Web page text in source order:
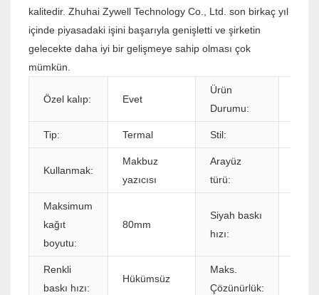
kalitedir. Zhuhai Zywell Technology Co., Ltd. son birkaç yıl
içinde piyasadaki işini başarıyla genişletti ve şirketin
gelecekte daha iyi bir gelişmeye sahip olması çok
mümkün.
Özel kalıp: Evet
Ürün
Durumu:
Tip: Termal Stil:
Kullanmak:
Makbuz
yazıcısı
Arayüz
türü:
Maksimum
kağıt
boyutu:
80mm
Siyah baskı
hızı:
Renkli
baskı hızı:
Hükümsüz
Maks.
Çözünürlük: